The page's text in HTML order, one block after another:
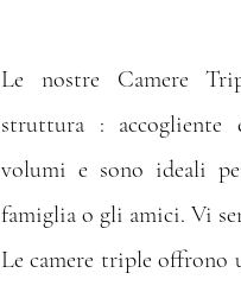
Le nostre Camere
struttura : accogliente
volumi e sono ideali
famiglia o gli amici. Vi
Le camere triple offrono